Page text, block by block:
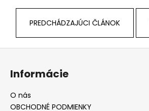
PREDCHÁDZAJÚCI ČLÁNOK
Informácie
O nás
OBCHODNÉ PODMIENKY